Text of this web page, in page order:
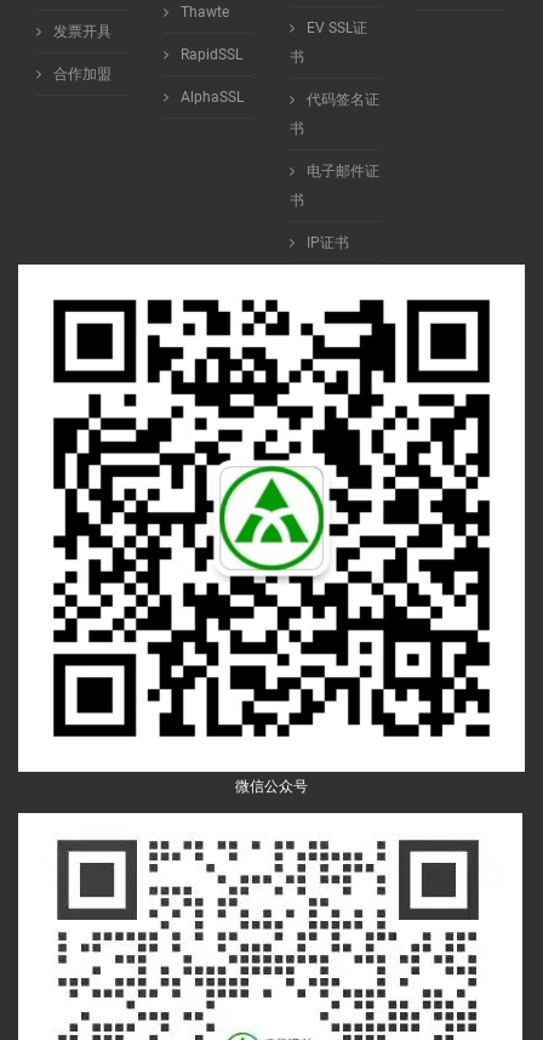
发票开具
合作加盟
Thawte
RapidSSL
AlphaSSL
EV SSL证
书
代码签名证
书
电子邮件证
书
IP证书
微信公众号